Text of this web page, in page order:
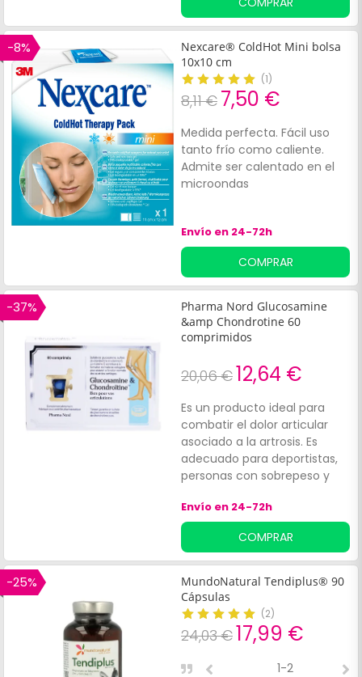
combina:Extracto de
cúrcuma rico en curcumina.
Jengibre rico en gingerol.
Formato de 60 cápsulas.
-8%
Nexcare® ColdHot Mini bolsa
10x10 cm
(1)
8,11 € 7,50 €
Medida perfecta. Fácil uso
tanto frío como caliente.
Admite ser calentado en el
microondas
Envío en 24-72h
COMPRAR
-37%
Pharma Nord Glucosamine
&amp Chondrotine 60
comprimidos
20,06 €12,64 €
Es un producto ideal para
combatir el dolor articular
asociado a la artrosis. Es
adecuado para deportistas,
personas con sobrepeso y
Envío en 24-72h
COMPRAR
-25%
MundoNatural Tendiplus® 90
Cápsulas
(2)
24,03 €17,99 €
1-2